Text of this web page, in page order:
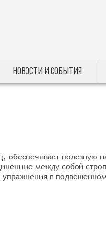
НОВОСТИ И СОБЫТИЯ
обеспечивает полезную
между собой
в